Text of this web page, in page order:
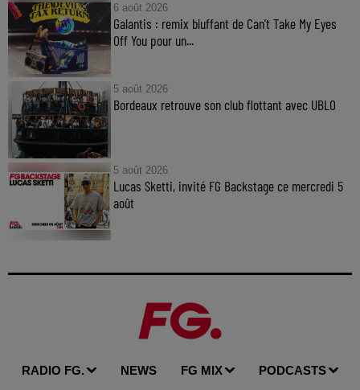
6 août 2026
Galantis : remix bluffant de Can’t Take My Eyes
Off You pour un...
5 août 2026
Bordeaux retrouve son club flottant avec UBLO
5 août 2026
Lucas Sketti, invité FG Backstage ce mercredi 5
août
RADIO FG. NEWS FG MIX PODCASTS